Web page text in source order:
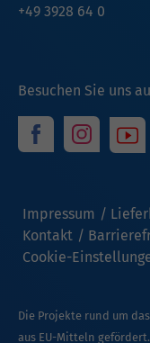
Besuchen Sie uns
Impressum
Kontakt
Cookie-
+49 3928 64 0
Die Projekte rund um
aus EU-Mitteln gefördert.